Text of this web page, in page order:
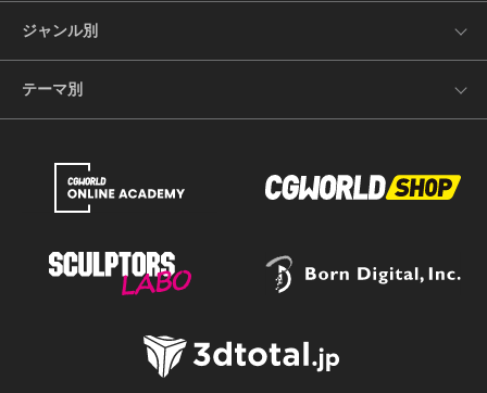
ジャンル別
テーマ別